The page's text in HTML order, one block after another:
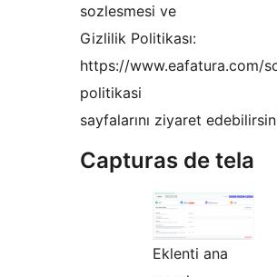
sozlesmesi ve
Gizlilik Politikası:
https://www.eafatura.com/
politikasi
sayfalarını ziyaret
Capturas de tela
Eklenti ana